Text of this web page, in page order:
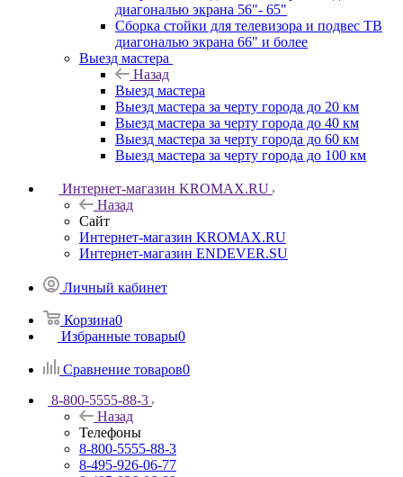
диагональю экрана 56"- 65"
Сборка стойки для телевизора и подвес ТВ
диагональю экрана 66" и более
Выезд мастера
Назад
Выезд мастера
Выезд мастера за черту города до 20 км
Выезд мастера за черту города до 40 км
Выезд мастера за черту города до 60 км
Выезд мастера за черту города до 100 км
Интернет-магазин KROMAX.RU
Назад
Сайт
Интернет-магазин KROMAX.RU
Интернет-магазин ENDEVER.SU
Личный кабинет
Корзина0
Избранные товары0
Сравнение товаров0
8-800-5555-88-3
Назад
Телефоны
8-800-5555-88-3
8-495-926-06-77